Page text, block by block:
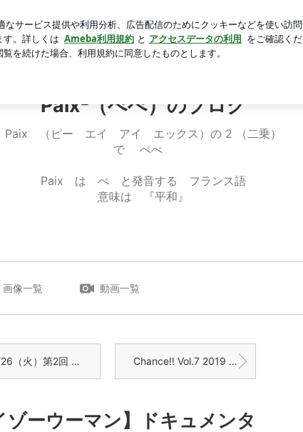
座談会 | Paix²（ぺぺ）のブログ
力 ログ
Paix²（ぺぺ）のブログ
Paix （ピー エイ アイ エックス）の 2 （二乗）
で ぺぺ
Paix は ぺ と発音する フランス語
意味は 『平和』
画像一覧 動画一覧
2回 ∞（ムゲン）FES（表参道 GROUND） Chance!! Vol.7 2019 秋
ゾーウーマン】ドキュメンタ